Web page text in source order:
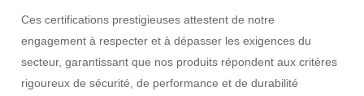
Ces certifications prestigieuses attestent de notre
engagement à respecter et à dépasser les exigences du
secteur, garantissant que nos produits répondent aux critères
rigoureux de sécurité, de performance et de durabilité